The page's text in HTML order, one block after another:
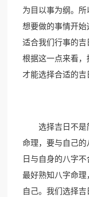
为目以事为纲。
想要做的事情开
适合我们行事的
根据这一点来看
才能选择合适的吉
选择吉日不是
命理，要与自己
日与自身的八字
最好熟知八字命
自己。我们选择